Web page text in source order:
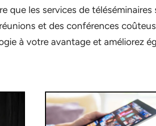
que les services de
et des conférences
à votre avantage et améliorez